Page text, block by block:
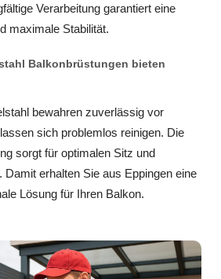
Verarbeitung garantiert eine
maximale Stabilität.
Balkonbrüstungen bieten
bewahren zuverlässig vor
sich problemlos reinigen. Die
sorgt für optimalen Sitz und
Damit erhalten Sie aus Eppingen eine
Lösung für Ihren Balkon.